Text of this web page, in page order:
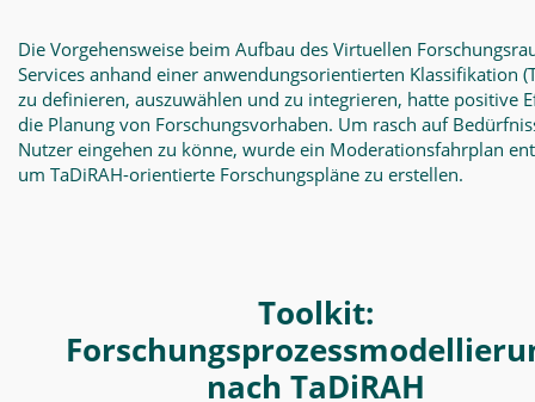
Die Vorgehensweise beim Aufbau des Virtuellen
Services anhand einer anwendungsorientierten Klassifikation
zu definieren, auszuwählen und zu integrieren, hatte positive
die Planung von Forschungsvorhaben. Um rasch auf
Nutzer eingehen zu könne, wurde ein Moderationsfahrplan
um TaDiRAH-orientierte Forschungspläne zu erstellen.
Toolkit:
nach TaDiRAH